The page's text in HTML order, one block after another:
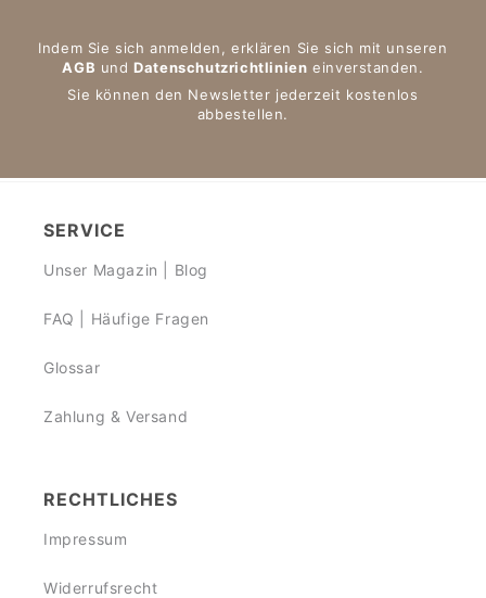
Indem Sie sich anmelden, erklären Sie sich mit unseren
AGB undDatenschutzrichtlinien einverstanden.
Sie können den Newsletter jederzeit kostenlos
abbestellen.
SERVICE
Unser Magazin | Blog
FAQ | Häufige Fragen
Glossar
Zahlung & Versand
RECHTLICHES
Impressum
Widerrufsrecht